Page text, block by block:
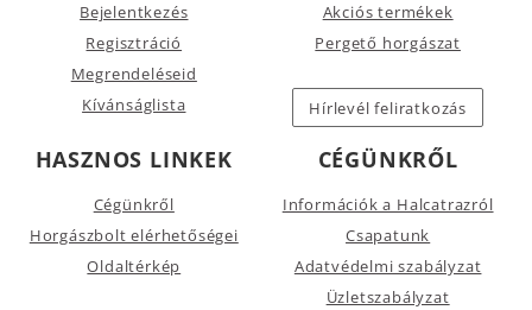
Bejelentkezés
Regisztráció
Megrendeléseid
Kívánságlista
Akciós termékek
Pergető horgászat
Hírlevél feliratkozás
HASZNOS LINKEK
Cégünkről
Horgászbolt elérhetőségei
Oldaltérkép
CÉGÜNKRŐL
Információk a Halcatrazról
Csapatunk
Adatvédelmi szabályzat
Üzletszabályzat